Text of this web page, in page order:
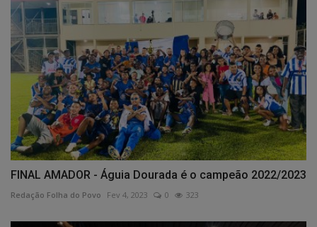
FINAL AMADOR - Águia Dourada é o campeão 2022/2023
Redação Folha do Povo Fev 4, 2023 0 323